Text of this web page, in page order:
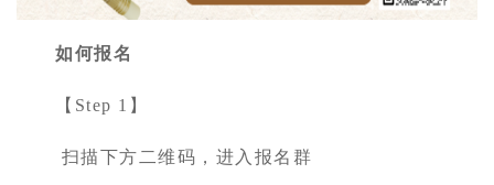
如何报名
【Step 1】
扫描下方二维码，进入报名群